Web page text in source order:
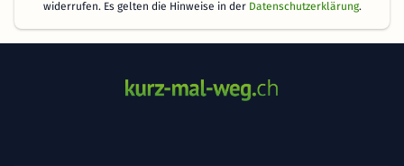
widerrufen. Es gelten die Hinweise in der Datenschutzerklärung.